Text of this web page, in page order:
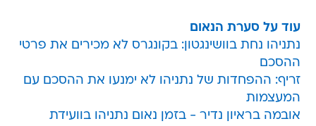
עוד על סערת הנאום
נתניהו נחת בוושינגטון: בקונגרס לא מכירים את פרטי
ההסכם
זריף: ההפחדות של נתניהו לא ימנעו את ההסכם עם
המעצמות
אובמה בראיון נדיר - בזמן נאום נתניהו בוועידת